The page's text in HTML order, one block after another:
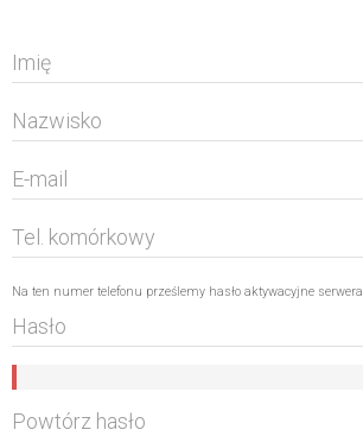
Na ten numer telefonu prześlemy hasło aktywacyjne serwera